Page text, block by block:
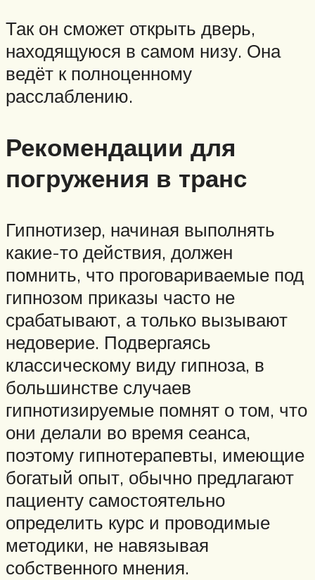
Так он сможет открыть дверь,
находящуюся в самом низу. Она
ведёт к полноценному
расслаблению.
Рекомендации для
погружения в транс
Гипнотизер, начиная выполнять
какие-то действия, должен
помнить, что проговариваемые под
гипнозом приказы часто не
срабатывают, а только вызывают
недоверие. Подвергаясь
классическому виду гипноза, в
большинстве случаев
гипнотизируемые помнят о том, что
они делали во время сеанса,
поэтому гипнотерапевты, имеющие
богатый опыт, обычно предлагают
пациенту самостоятельно
определить курс и проводимые
методики, не навязывая
собственного мнения.